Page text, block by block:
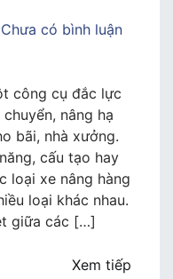
Chưa có bình luận
công cụ đắc lực
nâng hạ
bãi, nhà xưởng.
cấu tạo hay
loại xe nâng hàng
loại khác nhau.
giữa các […]
Xem tiếp